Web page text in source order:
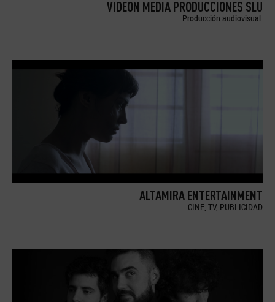
VIDEON MEDIA PRODUCCIONES SLU
Producción audiovisual.
ALTAMIRA ENTERTAINMENT
CINE, TV, PUBLICIDAD